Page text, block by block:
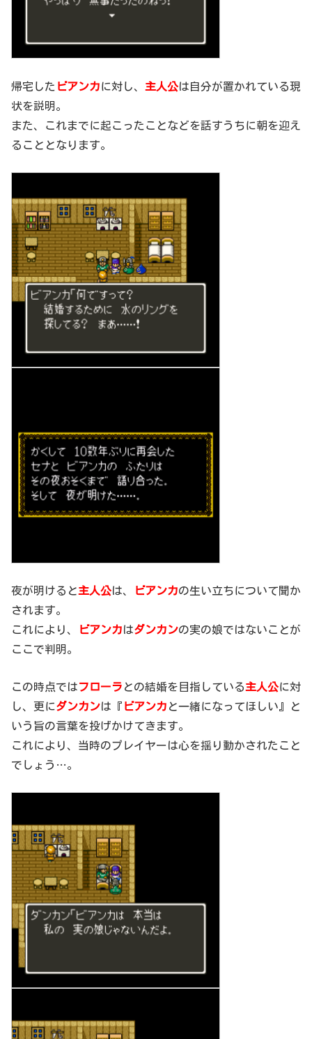
帰宅した ビアンカに対し、 主人公は自分が置かれている現
状を説明。
また、これまでに起こったことなどを話すうちに朝を迎え
ることとなります。
夜が明けると主人公は、 ビアンカの生い立ちについて聞か
されます。
これにより、
ビアンカはダンカンの実の娘ではないことが
ここで判明。
この時点ではフローラ との結婚を目指している主人公に対
し、更にダンカンは『 ビアンカ と一緒になってほしい』と
いう旨の言葉を投げかけてきます。
これにより、当時のプレイヤーは心を揺り動かされたこと
でしょう…。